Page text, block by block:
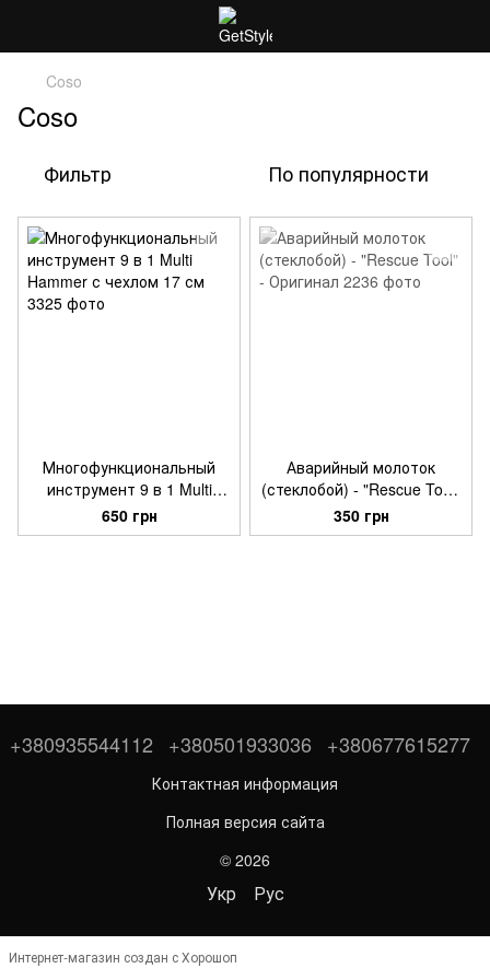
Coso
Coso
Фильтр По популярности
Многофункциональный
инструмент 9 в 1 Multi
Hammer с чехлом 17 см
650 грн
Аварийный молоток
(стеклобой) - "Rescue Tool"
- Оригинал
350 грн
+380935544112 +380501933036 +380677615277
Контактная информация
Полная версия сайта
© 2026
Укр Рус
Интернет-магазин создан с Хорошоп